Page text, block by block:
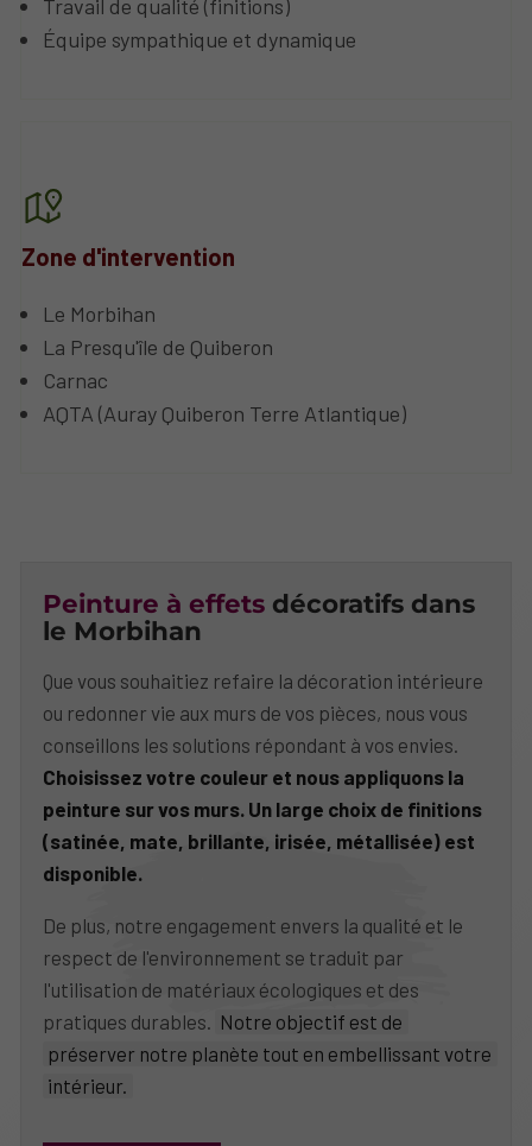
Travail de qualité (finitions)
Équipe sympathique et dynamique
Zone d'intervention
Le Morbihan
La Presqu'île de Quiberon
Carnac
AQTA (Auray Quiberon Terre Atlantique)
Peinture à effets décoratifs dans
le Morbihan
Que vous souhaitiez refaire la décoration intérieure
ou redonner vie aux murs de vos pièces, nous vous
conseillons les solutions répondant à vos envies.
Choisissez votre couleur et nous appliquons la
peinture sur vos murs. Un large choix de finitions
(satinée, mate, brillante, irisée, métallisée) est
disponible.
De plus, notre engagement envers la qualité et le
respect de l'environnement se traduit par
l'utilisation de matériaux écologiques et des
pratiques durables. Notre objectif est de
préserver notre planète tout en embellissant votre
intérieur.